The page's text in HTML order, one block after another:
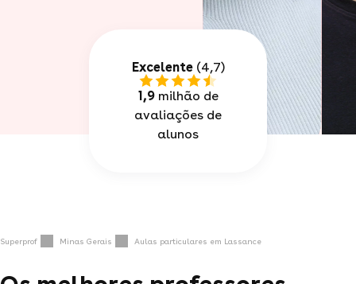
Excelente(4,7)
1,9milhão de
avaliações de
alunos
Superprof Minas Gerais Aulas particulares em Lassance